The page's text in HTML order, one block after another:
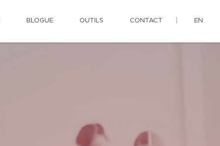
BLOGUE OUTILS CONTACT EN